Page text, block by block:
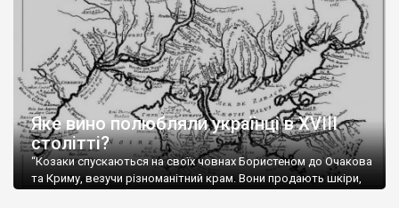
Офіційно – на виставку «Золото Візантії», але експерти та
влада в Україні вважають це лише […]
Яке вино полюбляли українці в XVIII
столітті?
“Козаки спускаються на своїх човнах Бористеном до Очакова
та Криму, везучи різноманітний крам. Вони продають шкіри,